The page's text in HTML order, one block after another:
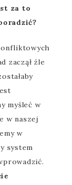
za to
zaczął źle
myśleć w
w naszej
w
system